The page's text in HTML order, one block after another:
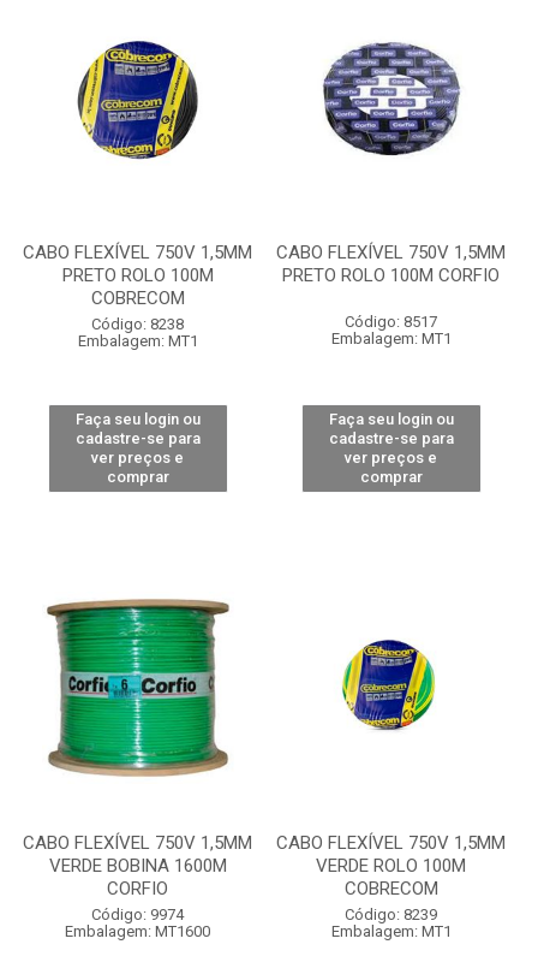
CABO FLEXÍVEL 750V 1,5MM
PRETO ROLO 100M
COBRECOM
Código: 8238
Embalagem: MT1
Faça seu login ou
cadastre-se para
ver preços e
comprar
CABO FLEXÍVEL 750V 1,5MM
PRETO ROLO 100M CORFIO
Código: 8517
Embalagem: MT1
Faça seu login ou
cadastre-se para
ver preços e
comprar
CABO FLEXÍVEL 750V 1,5MM
VERDE BOBINA 1600M
CORFIO
Código: 9974
Embalagem: MT1600
CABO FLEXÍVEL 750V 1,5MM
VERDE ROLO 100M
COBRECOM
Código: 8239
Embalagem: MT1